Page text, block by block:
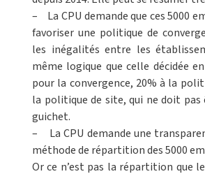
– La CPU demande que ces 5000
favoriser une politique de
les inégalités entre les
même logique que celle décidée
pour la convergence, 20% à la
la politique de site, qui ne doit
guichet.
– La CPU demande une
méthode de répartition des 5000
Or ce n’est pas la répartition que le